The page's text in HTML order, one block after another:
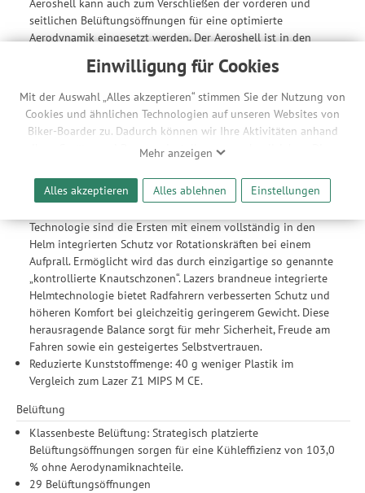
Einwilligung für Cookies
Mit der Auswahl „Alles akzeptieren“ stimmen Sie der Nutzung von
Cookies und ähnlichen Technologien auf unseren Websites von
Biker-Boarder zu. Dadurch können wir Ihre Aktivitäten anhand
Ihrer Geräte- und Browsereinstellungen nachvollziehen. Dies
ermöglicht es uns, anhand ihrer Interessen nutzungsbasierte
Werbeanzeigen für Sie bereitzustellen sowie Funktionalitäten
unserer Website sicherzustellen und stetig zu verbessern. Dabei
werden Ihre Daten auch an Drittanbieter und Werbepartner
weitergegeben. Die Verarbeitung erfolgt ausschließlich zum
Zwecke der Einbindung von Streaming-Inhalten und der
Durchführung von statistischer Analyse, Reichweitenmessungen,
Produktempfehlungen und nutzungsbasierter Werbung.
Informationen zu den einzelnen Funktionen, den Drittanbietern
und der Speicherdauer finden Sie unter Einstellungen. Diese
Einwilligung ist freiwillig, für die Nutzung unserer Website nicht
erforderlich und gilt, bis sie widerrufen wird. Sie können Ihre
Einwilligung unter Einstellungen lediglich für bestimmte
Drittanbieter erteilen und jederzeit für die Zukunft widerrufen.
Mehr anzeigen
Alles akzeptieren Alles ablehnen Einstellungen
seitlichen Belüftungsöffnungen für eine optimierte
Aerodynamik eingesetzt werden. Der Aeroshell ist in den
Kompatibel mit LED-Rücklicht: Das per Direct Mount an der
Helmrückseite ansteckbare Lazer Universal-LED-Licht sorgt
für zusätzliche Sicherheit und erhöht die Sichtbarkeit.
Material/Konstruktion
In-Mold: robuste Polycarbonat-Außenschale wird mit mit
aufprallabsorbierender EPS-Innenschale verklebt; deutlich
bessere Belüftungssysteme und Belüftungsöffnungen formbar
Technologie sind die Ersten mit einem vollständig in den
Helm integrierten Schutz vor Rotationskräften bei einem
Aufprall. Ermöglicht wird das durch einzigartige so genannte
„kontrollierte Knautschzonen“. Lazers brandneue integrierte
Helmtechnologie bietet Radfahrern verbesserten Schutz und
höheren Komfort bei gleichzeitig geringerem Gewicht. Diese
herausragende Balance sorgt für mehr Sicherheit, Freude am
Fahren sowie ein gesteigertes Selbstvertrauen.
Reduzierte Kunststoffmenge: 40 g weniger Plastik im
Vergleich zum Lazer Z1 MIPS M CE.
Belüftung
Klassenbeste Belüftung: Strategisch platzierte
Belüftungsöffnungen sorgen für eine Kühleffizienz von 103,0
% ohne Aerodynamiknachteile.
29 Belüftungsöffnungen